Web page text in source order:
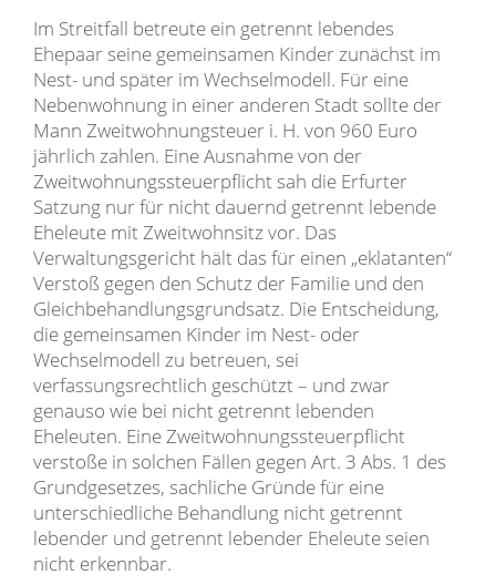
Im Streitfall betreute ein getrennt lebendes
Ehepaar seine gemeinsamen Kinder zunächst im
Nest- und später im Wechselmodell. Für eine
Nebenwohnung in einer anderen Stadt sollte der
Mann Zweitwohnungsteuer i. H. von 960 Euro
jährlich zahlen. Eine Ausnahme von der
Zweitwohnungssteuerpflicht sah die Erfurter
Satzung nur für nicht dauernd getrennt lebende
Eheleute mit Zweitwohnsitz vor. Das
Verwaltungsgericht hält das für einen „eklatanten“
Verstoß gegen den Schutz der Familie und den
Gleichbehandlungsgrundsatz. Die Entscheidung,
die gemeinsamen Kinder im Nest- oder
Wechselmodell zu betreuen, sei
verfassungsrechtlich geschützt – und zwar
genauso wie bei nicht getrennt lebenden
Eheleuten. Eine Zweitwohnungssteuerpflicht
verstoße in solchen Fällen gegen Art. 3 Abs. 1 des
Grundgesetzes, sachliche Gründe für eine
unterschiedliche Behandlung nicht getrennt
lebender und getrennt lebender Eheleute seien
nicht erkennbar.